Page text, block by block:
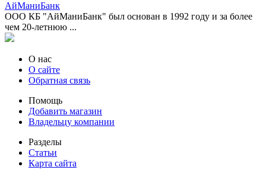
АйМаниБанк
ООО КБ "АйМаниБанк" был основан в 1992 году и за более
чем 20-летнюю ...
О нас
О сайте
Обратная связь
Помощь
Добавить магазин
Владельцу компании
Разделы
Статьи
Карта сайта